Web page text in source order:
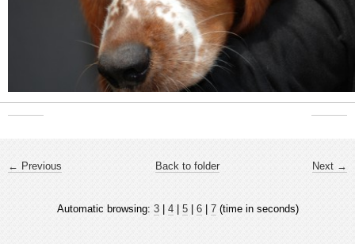
← Previous Next →
Back to folder
Automatic browsing: 3| 4| 5| 6| 7(time in seconds)